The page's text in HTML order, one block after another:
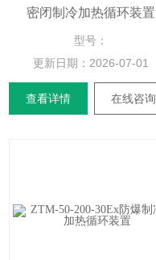
密闭制冷加热循环装置
型号：
更新日期： 2026-07-01
查看详情 在线咨询